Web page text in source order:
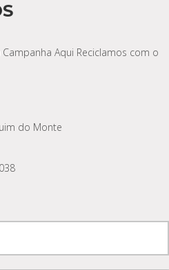
Aqui Reciclamos com o
do Monte